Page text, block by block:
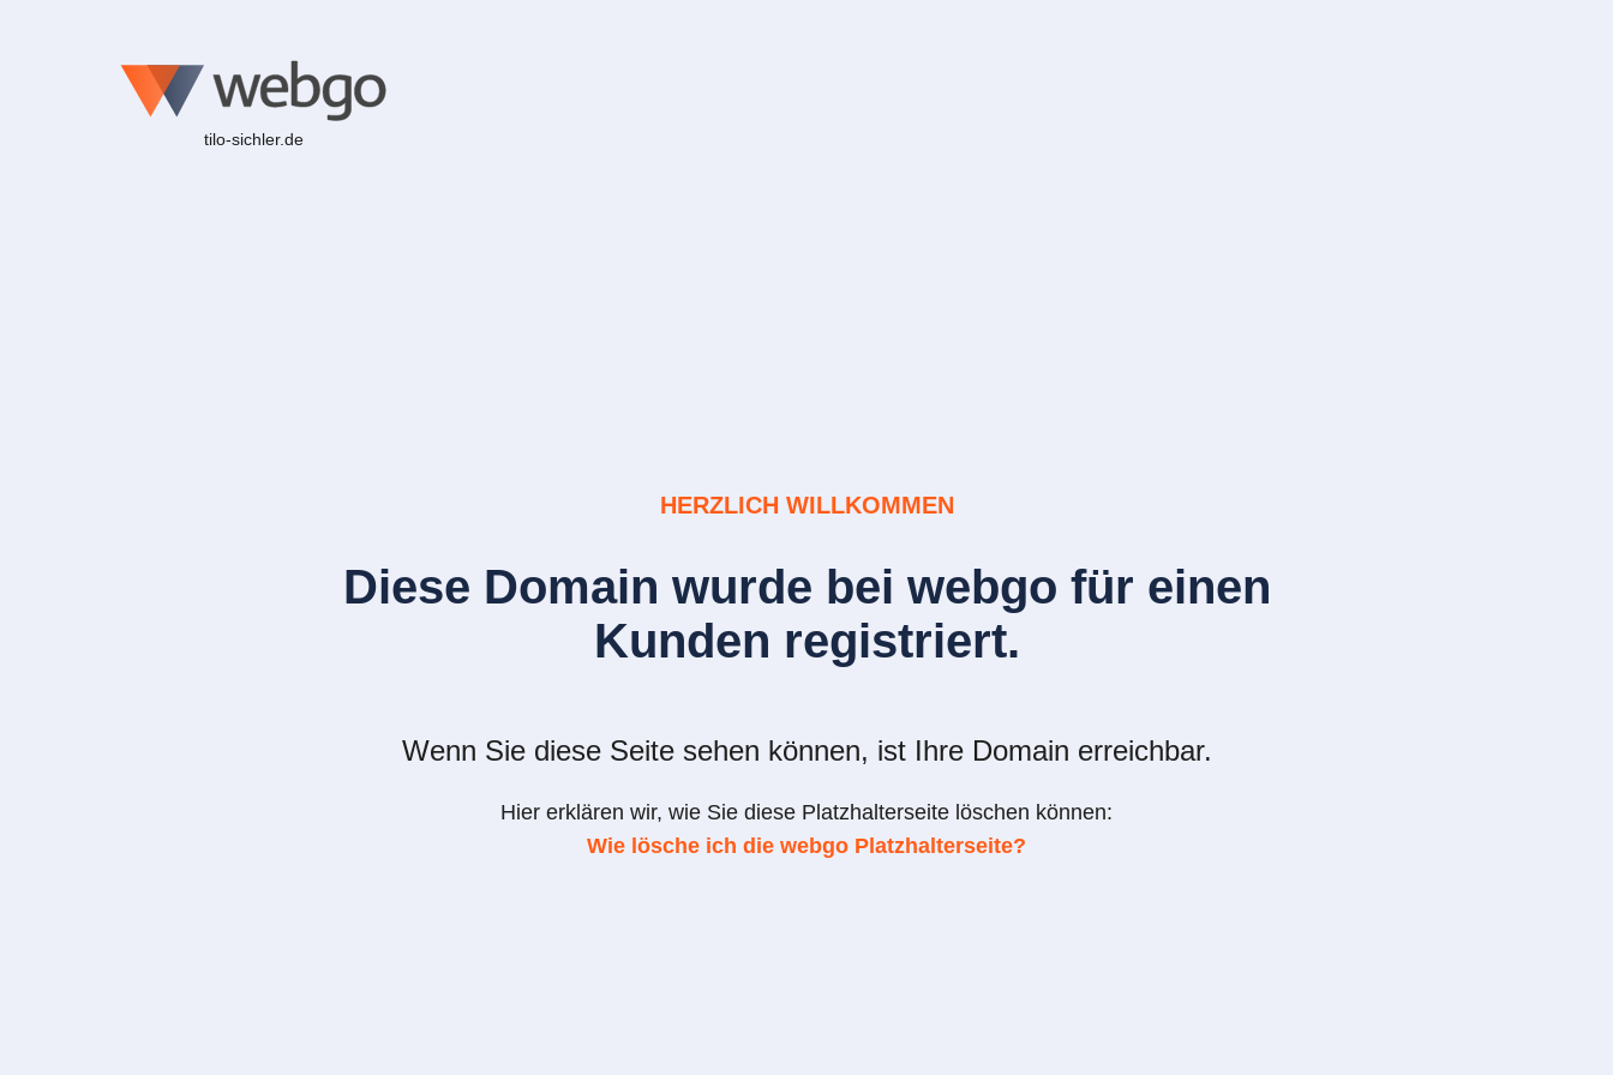
tilo-sichler.de
HERZLICH WILLKOMMEN
Diese Domain wurde bei webgo für einen
Kunden registriert.
Wenn Sie diese Seite sehen können, ist Ihre Domain erreichbar.
Hier erklären wir, wie Sie diese Platzhalterseite löschen können:
Wie lösche ich die webgo Platzhalterseite?